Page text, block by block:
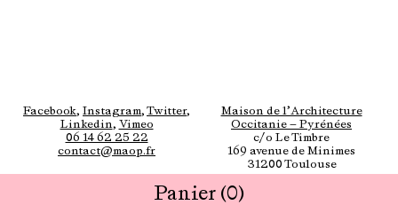
Panier (0)
Facebook, Instagram, Twitter,
Linkedin, Vimeo
Maison de l’Architecture
Occitanie — Pyrénées
06 14 62 25 22
contact@maop.fr
c/o Le Timbre
169 avenue de Minimes
31200 Toulouse